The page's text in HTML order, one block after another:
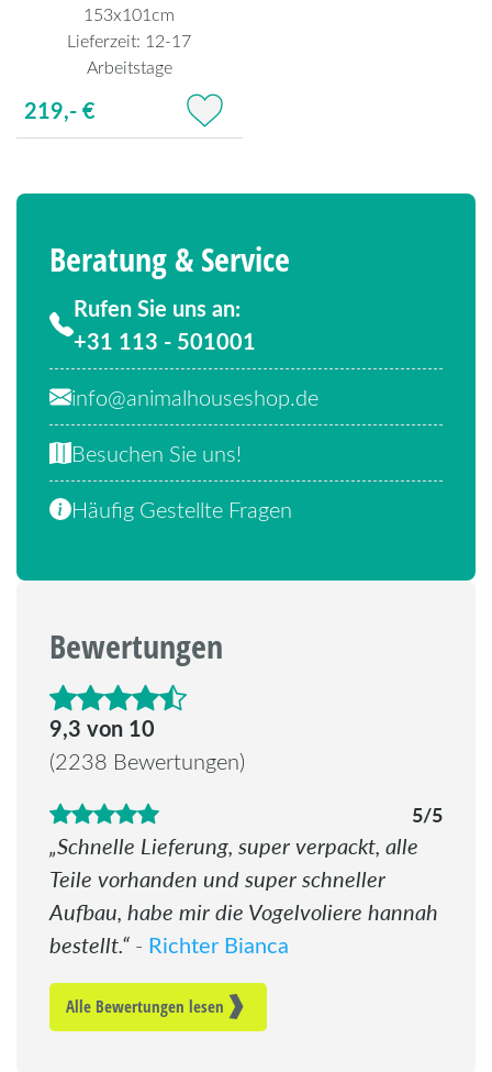
Beratung & Service
Rufen Sie uns an:
+31 113 - 501001
info@animalhouseshop.de
Besuchen Sie uns!
Häufig Gestellte Fragen
Bewertungen
4.6 von 5 Sternen
9,3 von 10
(2238 Bewertungen)
5/5
Schnelle Lieferung, super verpackt, alle
Teile vorhanden und super schneller
Aufbau, habe mir die Vogelvoliere hannah
bestellt. - Richter Bianca
Alle Bewertungen lesen
153x101cm
Lieferzeit: 12-17
Arbeitstage
219,- €